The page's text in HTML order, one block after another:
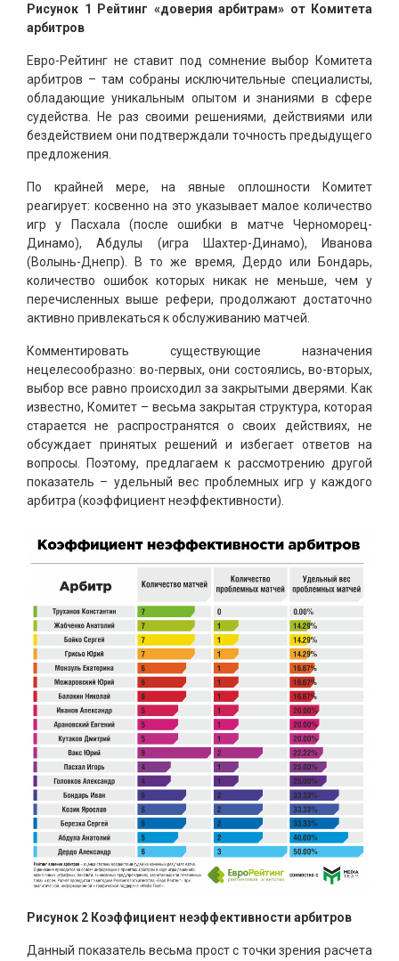
Рисунок 1 Рейтинг «доверия арбитрам» от Комитета
арбитров
Евро-Рейтинг не ставит под сомнение выбор Комитета
арбитров – там собраны исключительные специалисты,
обладающие уникальным опытом и знаниями в сфере
судейства. Не раз своими решениями, действиями или
бездействием они подтверждали точность предыдущего
предложения.
По крайней мере, на явные оплошности Комитет
реагирует: косвенно на это указывает малое количество
игр у Пасхала (после ошибки в матче Черноморец-
Динамо), Абдулы (игра Шахтер-Динамо), Иванова
(Волынь-Днепр). В то же время, Дердо или Бондарь,
количество ошибок которых никак не меньше, чем у
перечисленных выше рефери, продолжают достаточно
активно привлекаться к обслуживанию матчей.
Комментировать существующие назначения
нецелесообразно: во-первых, они состоялись, во-вторых,
выбор все равно происходил за закрытыми дверями. Как
известно, Комитет – весьма закрытая структура, которая
старается не распространятся о своих действиях, не
обсуждает принятых решений и избегает ответов на
вопросы. Поэтому, предлагаем к рассмотрению другой
показатель – удельный вес проблемных игр у каждого
арбитра (коэффициент неэффективности).
Рисунок 2 Коэффициент неэффективности арбитров
Данный показатель весьма прост с точки зрения расчета